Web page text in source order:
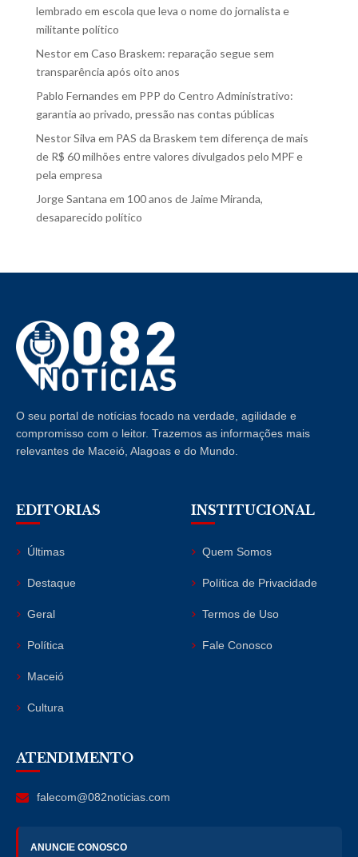
lembrado em escola que leva o nome do jornalista e
militante político
Nestorem Caso Braskem: reparação segue sem
transparência após oito anos
Pablo Fernandes em PPP do Centro Administrativo:
garantia ao privado, pressão nas contas públicas
Nestor Silva em PAS da Braskem tem diferença de mais
de R$ 60 milhões entre valores divulgados pelo MPF e
pela empresa
Jorge Santana em 100 anos de Jaime Miranda,
desaparecido político
O seu portal de notícias focado na verdade, agilidade e
compromisso com o leitor. Trazemos as informações mais
relevantes de Maceió, Alagoas e do Mundo.
EDITORIAS
Últimas
Destaque
Geral
Política
Maceió
Cultura
INSTITUCIONAL
Quem Somos
Política de Privacidade
Termos de Uso
Fale Conosco
ATENDIMENTO
falecom@082noticias.com
ANUNCIE CONOSCO